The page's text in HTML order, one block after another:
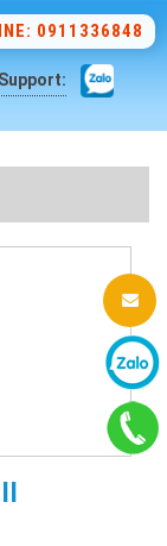
0911336848